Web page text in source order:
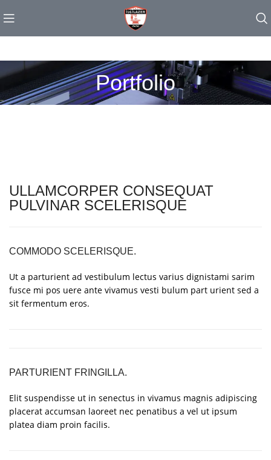
Portfolio
ULLAMCORPER CONSEQUAT
PULVINAR SCELERISQUE
COMMODO SCELERISQUE.
Ut a parturient ad vestibulum lectus varius dignistami sarim
fusce mi pos uere ante vivamus vesti bulum part urient sed a
sit fermentum eros.
PARTURIENT FRINGILLA.
Elit suspendisse ut in senectus in vivamus magnis adipiscing
placerat accumsan laoreet nec penatibus a vel ut ipsum
platea diam proin facilis.